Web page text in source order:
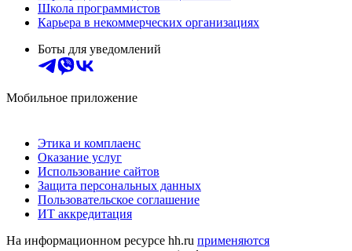
Школа программистов
Карьера в некоммерческих организациях
Боты для уведомлений
Мобильное приложение
Этика и комплаенс
Оказание услуг
Использование сайтов
Защита персональных данных
Пользовательское соглашение
ИТ аккредитация
На информационном ресурсе hh.ru применяются